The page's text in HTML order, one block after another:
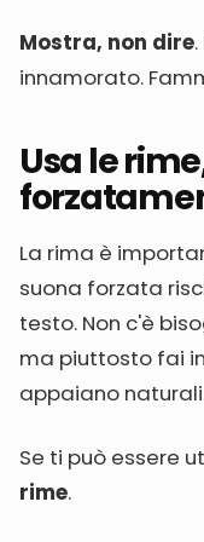
Mostra, non dire
innamorato.
Usa le
La rima è
suona forzata
testo. Non c'è
ma piuttosto fai
appaiano
Se ti può essere
rime.